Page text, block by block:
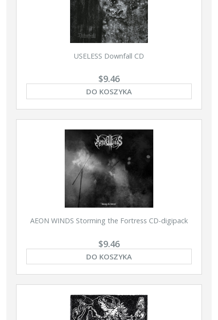
USELESS Downfall CD
$9.46
DO KOSZYKA
AEON WINDS Storming the Fortress CD-digipack
$9.46
DO KOSZYKA